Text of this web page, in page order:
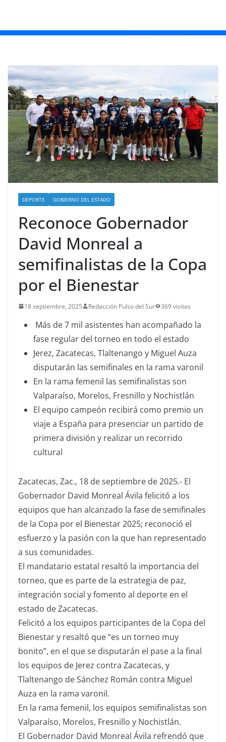
DEPORTE GOBIERNO DEL ESTADO
Reconoce Gobernador
David Monreal a
semifinalistas de la Copa
por el Bienestar
18 septiembre, 2025 Redacción Pulso del Sur 369 visitas
Más de 7 mil asistentes han acompañado la
fase regular del torneo en todo el estado
Jerez, Zacatecas, Tlaltenango y Miguel Auza
disputarán las semifinales en la rama varonil
En la rama femenil las semifinalistas son
Valparaíso, Morelos, Fresnillo y Nochistlán
El equipo campeón recibirá como premio un
viaje a España para presenciar un partido de
primera división y realizar un recorrido
cultural
Zacatecas, Zac., 18 de septiembre de 2025.- El
Gobernador David Monreal Ávila felicitó a los
equipos que han alcanzado la fase de semifinales
de la Copa por el Bienestar 2025; reconoció el
esfuerzo y la pasión con la que han representado
a sus comunidades.
El mandatario estatal resaltó la importancia del
torneo, que es parte de la estrategia de paz,
integración social y fomento al deporte en el
estado de Zacatecas.
Felicitó a los equipos participantes de la Copa del
Bienestar y resaltó que “es un torneo muy
bonito”, en el que se disputarán el pase a la final
los equipos de Jerez contra Zacatecas, y
Tlaltenango de Sánchez Román contra Miguel
Auza en la rama varonil.
En la rama femenil, los equipos semifinalistas son
Valparaíso, Morelos, Fresnillo y Nochistlán.
El Gobernador David Monreal Ávila refrendó que